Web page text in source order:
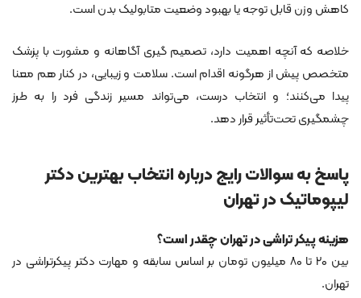
کاهش وزن قابل توجه یا بهبود وضعیت متابولیک بدن است.
خلاصه که آنچه اهمیت دارد، تصمیم‌ گیری آگاهانه و مشورت با پزشک
متخصص پیش از هرگونه اقدام است. سلامت و زیبایی، در کنار هم معنا
پیدا می‌کنند؛ و انتخاب درست، می‌تواند مسیر زندگی فرد را به طرز
چشمگیری تحت‌تأثیر قرار دهد.
پاسخ به سوالات رایج درباره انتخاب بهترین دکتر
لیپوماتیک در تهران
هزینه پیکر تراشی در تهران چقدر است؟
بین ۲۰ تا ۸۰ میلیون تومان بر اساس سابقه و مهارت دکتر پیکرتراشی در
تهران.